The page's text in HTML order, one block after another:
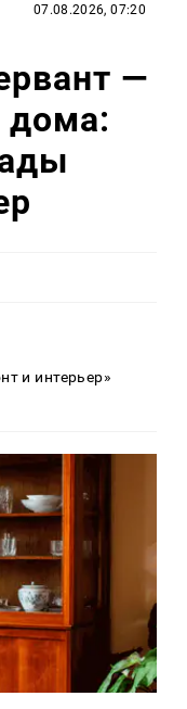
07.08.2026, 07:20
—
дома:
и интерьер»